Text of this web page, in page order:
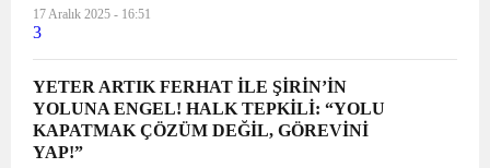
17 Aralık 2025 - 16:51
3
YETER ARTIK FERHAT İLE ŞİRİN’İN
YOLUNA ENGEL! HALK TEPKİLİ: “YOLU
KAPATMAK ÇÖZÜM DEĞİL, GÖREVİNİ
YAP!”